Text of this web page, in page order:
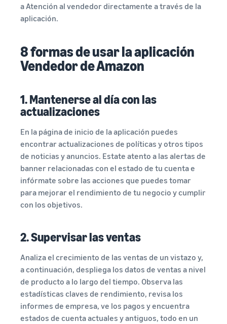
a Atención al vendedor directamente a través de la
aplicación.
8 formas de usar la aplicación
Vendedor de Amazon
1. Mantenerse al día con las
actualizaciones
En la página de inicio de la aplicación puedes
encontrar actualizaciones de políticas y otros tipos
de noticias y anuncios. Estate atento a las alertas de
banner relacionadas con el estado de tu cuenta e
infórmate sobre las acciones que puedes tomar
para mejorar el rendimiento de tu negocio y cumplir
con los objetivos.
2. Supervisar las ventas
Analiza el crecimiento de las ventas de un vistazo y,
a continuación, despliega los datos de ventas a nivel
de producto a lo largo del tiempo. Observa las
estadísticas claves de rendimiento, revisa los
informes de empresa, ve los pagos y encuentra
estados de cuenta actuales y antiguos, todo en un